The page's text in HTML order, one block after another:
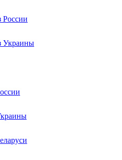
России
Украины